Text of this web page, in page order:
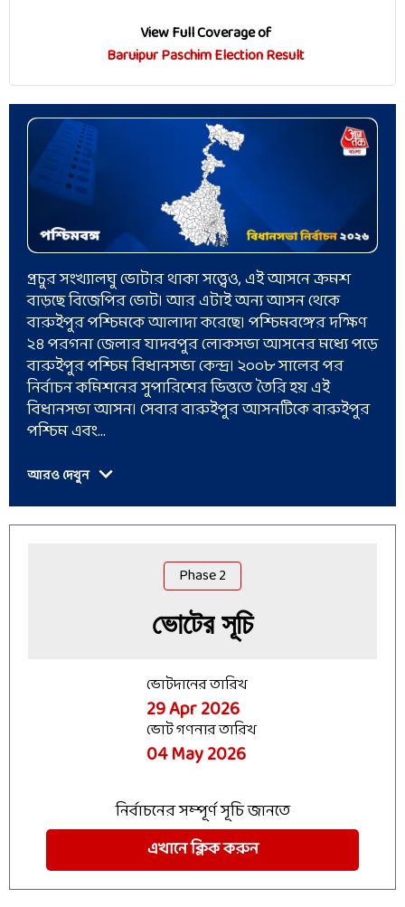
View Full Coverage of
Baruipur Paschim Election Result
প্রচুর সংখ্যালঘু ভোটার থাকা সত্ত্বেও, এই আসনে ক্রমশ
বাড়ছে বিজেপির ভোট। আর এটাই অন্য আসন থেকে
বারুইপুর পশ্চিমকে আলাদা করেছে। পশ্চিমবঙ্গের দক্ষিণ
২৪ পরগনা জেলার যাদবপুর লোকসভা আসনের মধ্যে পড়ে
বারুইপুর পশ্চিম বিধানসভা কেন্দ্র। ২০০৮ সালের পর
নির্বাচন কমিশনের সুপারিশের ভিত্ততে তৈরি হয় এই
বিধানসভা আসন। সেবার বারুইপুর আসনটিকে বারুইপুর
পশ্চিম এবং...
আরও দেখুন
Phase2
ভোটের সূচি
ভোটদানের তারিখ
29 Apr 2026
ভোট গণনার তারিখ
04 May 2026
নির্বাচনের সম্পূর্ণ সূচি জানতে
এখানে ক্লিক করুন